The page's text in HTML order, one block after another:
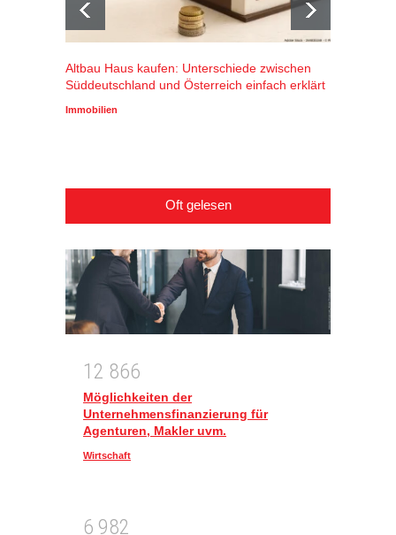
Altbau Haus kaufen: Unterschiede zwischen
Süddeutschland und Österreich einfach erklärt
Immobilien
Oft gelesen
1 2 866
Möglichkeiten der
Unternehmensfinanzierung für
Agenturen, Makler uvm.
Wirtschaft
6 982